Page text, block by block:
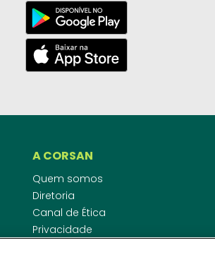
A CORSAN
Quem somos
Diretoria
Canal de Ética
Privacidade